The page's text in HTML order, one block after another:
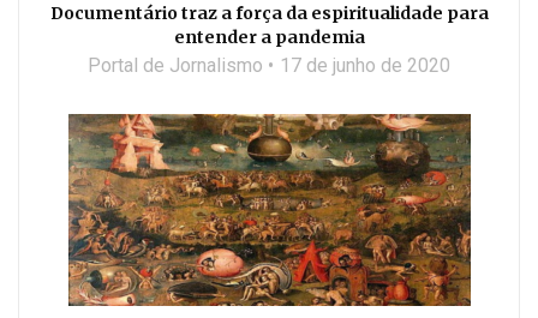
Documentário traz a força da espiritualidade para
entender a pandemia
Portal de Jornalismo 17 de junho de 2020